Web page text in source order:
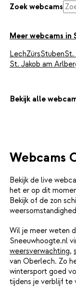
Zoek webcams
Meer webcams in
LechZürsStubenSt.
St. Jakob am
Bekijk alle
Webcams
Bekijk de live
het er op dit
Bekijk of de zon
Wil je meer weten
Sneeuwhoogte.nl
weersverwachting,
van Oberlech. Zo
wintersport goed
tijdens je verblijf te